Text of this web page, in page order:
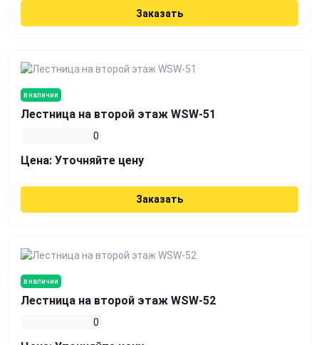
Заказать
в наличии
Лестница на второй этаж WSW-51
0
Цена: Уточняйте цену
Заказать
в наличии
Лестница на второй этаж WSW-52
0